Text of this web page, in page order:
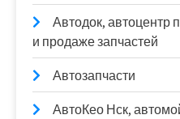
Автодок, автоцентр
и продаже запчастей
Автозапчасти
АвтоКео Нск,